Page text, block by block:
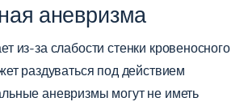
аневризма
из-за слабости стенки кровеносного
раздуваться под действием
аневризмы могут не иметь